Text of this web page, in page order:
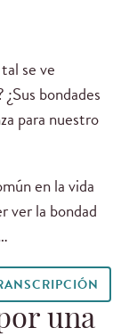
se ve
bondades
para nuestro
en la vida
ver la bondad
una